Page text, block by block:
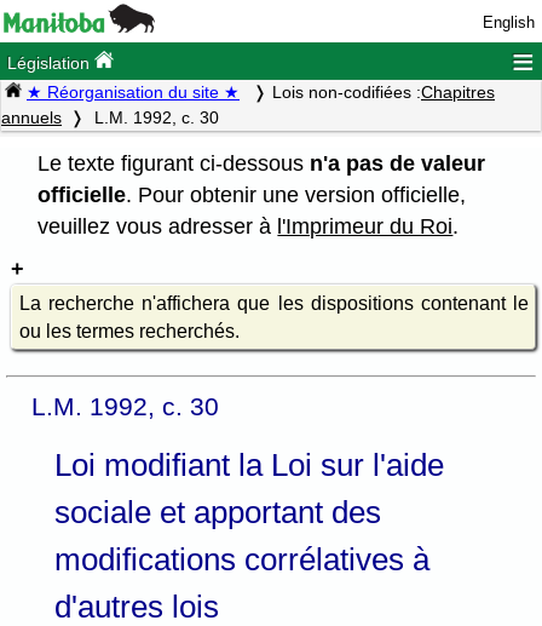
English
Législation ≡
★ Réorganisation du site ★ Lois non-codifiées :Chapitres
annuels
L.M. 1992, c. 30
Le texte figurant ci-dessous n'a pas de valeur
officielle. Pour obtenir une version officielle,
veuillez vous adresser à l'Imprimeur du Roi.
La recherche n'affichera que les dispositions contenant le
ou les termes recherchés.
L.M. 1992, c. 30
Loi modifiant la Loi sur l'aide
sociale et apportant des
modifications corrélatives à
d'autres lois